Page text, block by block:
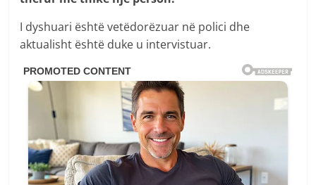
I dyshuari është vetëdorëzuar në polici dhe
aktualisht është duke u intervistuar.